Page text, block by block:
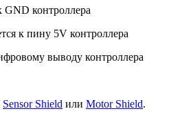
GND контроллера
к пину 5V контроллера
выводу контроллера
Sensor Shield или Motor Shield.